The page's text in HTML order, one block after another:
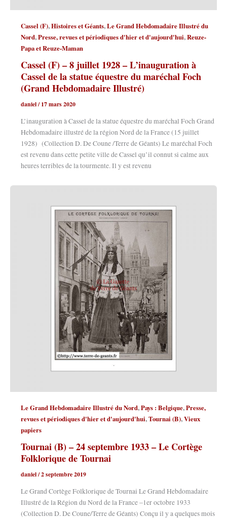
Cassel (F),Histoires et Géants,Le Grand Hebdomadaire Illustré du
Nord,Presse, revues et périodiques d'hier et d'aujourd'hui,Reuze-
Papa et Reuze-Maman
Cassel (F) – 8 juillet 1928 – L’inauguration à
Cassel de la statue équestre du maréchal Foch
(Grand Hebdomadaire Illustré)
daniel/17 mars 2020
L’inauguration à Cassel de la statue équestre du maréchal Foch Grand
Hebdomadaire illustré de la région Nord de la France (15 juillet
1928) (Collection D. De Coune /Terre de Géants) Le maréchal Foch
est revenu dans cette petite ville de Cassel qu’il connut si calme aux
heures terribles de la tourmente. Il y est revenu
Le Grand Hebdomadaire Illustré du Nord,Pays : Belgique,Presse,
revues et périodiques d'hier et d'aujourd'hui,Tournai (B),Vieux
papiers
Tournai (B) – 24 septembre 1933 – Le Cortège
Folklorique de Tournai
daniel/2 septembre 2019
Le Grand Cortège Folklorique de Tournai Le Grand Hebdomadaire
Illustré de la Région du Nord de la France –1er octobre 1933
(Collection D. De Coune/Terre de Géants) Conçu il y a quelques mois